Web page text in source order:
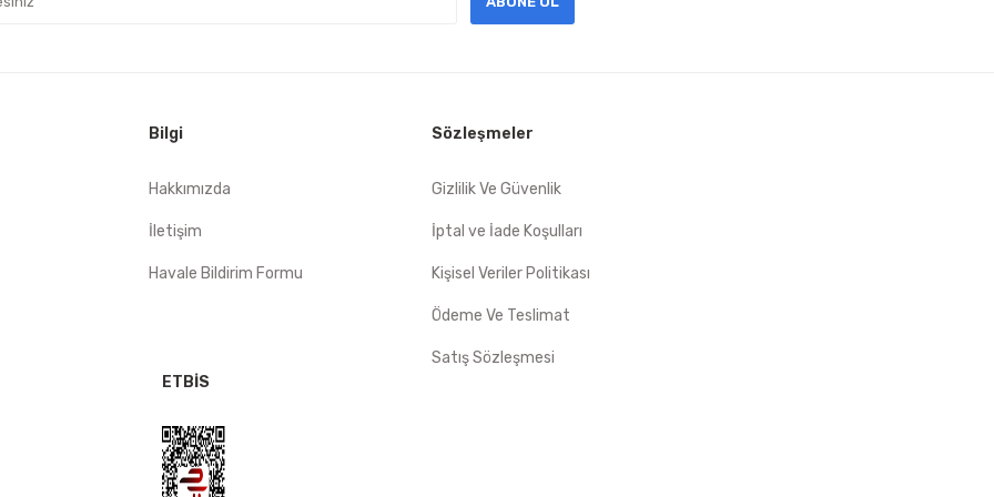
hızlı Bilgi
Hakkımızda
İletişim
Havale Bildirim Formu
Sözleşmeler
Gizlilik Ve Güvenlik
İptal ve İade Koşulları
Kişisel Veriler Politikası
Ödeme Ve Teslimat
Satış Sözleşmesi
ETBİS